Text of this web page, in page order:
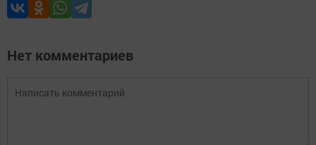
Нет комментариев